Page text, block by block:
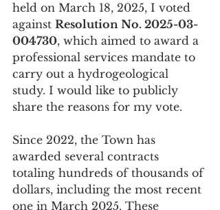
held on March 18, 2025, I voted
against Resolution No. 2025-03-
004730, which aimed to award a
professional services mandate to
carry out a hydrogeological
study. I would like to publicly
share the reasons for my vote.
Since 2022, the Town has
awarded several contracts
totaling hundreds of thousands of
dollars, including the most recent
one in March 2025. These